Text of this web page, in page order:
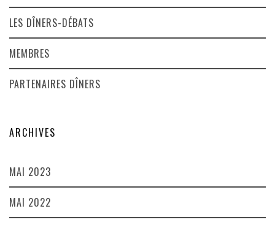
LES DÎNERS-DÉBATS
MEMBRES
PARTENAIRES DÎNERS
ARCHIVES
MAI 2023
MAI 2022